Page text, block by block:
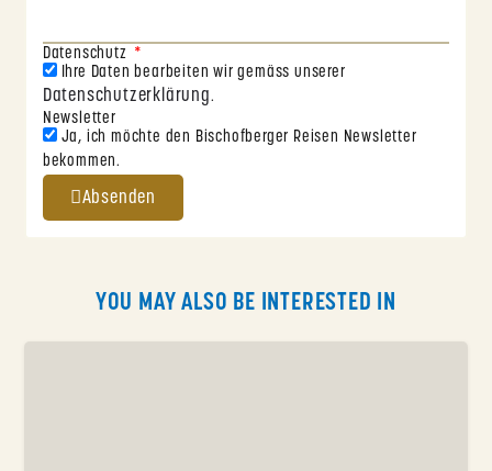
Datenschutz
Ihre Daten bearbeiten wir gemäss unserer
Datenschutzerklärung.
Newsletter
Ja, ich möchte den Bischofberger Reisen Newsletter
bekommen.
Absenden
YOU MAY ALSO BE INTERESTED IN